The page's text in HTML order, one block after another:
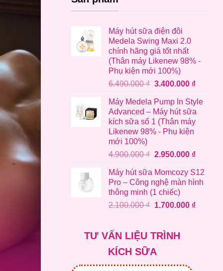
Máy hút sữa điện đôi
Medela Swing Maxi 2.0
chính hãng giá tốt nhất
(Thân máy Likenew 98% -
Phụ kiện mới 100%)
6.490.000₫ Giá
là:
6.490.000 ₫.
3.400.000 ₫Giá
tại
là:
Máy Medela Pump In Style
Advanced – Máy hút sữa
kích sữa số 1 (Thân máy
Likenew 98% - Phụ kiện
mới 100%)
4.900.000₫ Giá
là:
4.900.000 ₫.
2.950.000 ₫Giá
tại
là:
Máy hút sữa Momcozy S12
Pro – Công nghệ màn hình
thông minh (1 chiếc)
2.100.000₫ Giá
2.100.000 ₫.
1.700.000 ₫Giá
TƯ VẤN LIỆU TRÌNH
KÍCH SỮA